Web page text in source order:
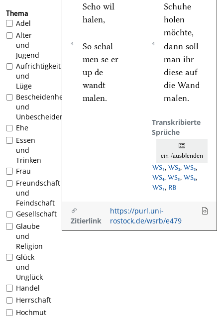
Thema
Adel
Alter
und
Jugend
Aufrichtigkeit
und
Lüge
Bescheidenheit
und
Unbescheidenheit
Ehe
Essen
und
Trinken
Frau
Freundschaft
und
Feindschaft
Gesellschaft
Glaube
und
Religion
Glück
und
Unglück
Handel
Herrschaft
Hochmut
Scho wil
halen,
Schuhe
holen
möchte,
4
So schal
men se er
up de
wandt
malen.
4
dann soll
man ihr
diese auf
die Wand
malen.
Transkribierte
Sprüche
ein-/ausblenden
WS₁, WS₂, WS₃,
WS₄, WS₅, WS₆,
WS₇, RB
Zitierlink
https://purl.uni-
rostock.de/wsrb/e479